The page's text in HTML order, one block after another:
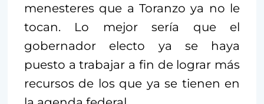
menesteres que a Toranzo ya no le
tocan. Lo mejor sería que el
gobernador electo ya se haya
puesto a trabajar a fin de lograr más
recursos de los que ya se tienen en